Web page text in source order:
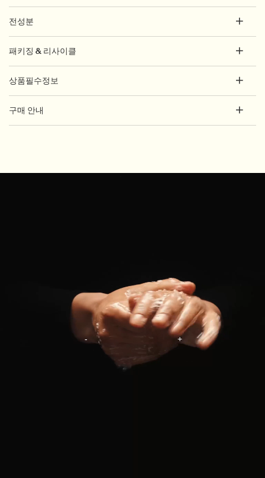
전성분
패키징 & 리사이클
상품필수정보
구매 안내